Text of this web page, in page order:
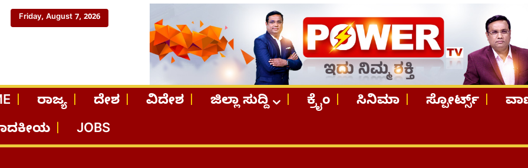
Friday, August 7, 2026
ರಾಜ್ಯ ದೇಶ ವಿದೇಶ ಜಿಲ್ಲಾ ಸುದ್ದಿ ಕ್ರೈಂ ಸಿನಿಮಾ ಸ್ಪೋರ್ಟ್ಸ್
JOBS